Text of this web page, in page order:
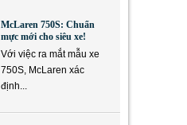
McLaren 750S: Chuẩn
mực mới cho siêu xe!
Với việc ra mắt mẫu xe
750S, McLaren xác
định...